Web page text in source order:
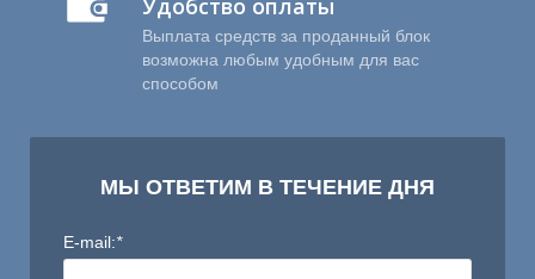
Удобство оплаты
Выплата средств за проданный блок
возможна любым удобным для вас
способом
МЫ ОТВЕТИМ В ТЕЧЕНИЕ ДНЯ
E-mail:*